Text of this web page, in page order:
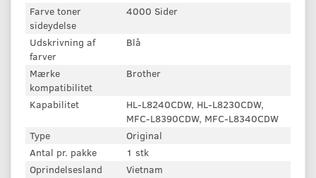
Farve toner
sideydelse
4000 Sider
Udskrivning af
farver
Blå
Mærke
kompatibilitet
Brother
Kapabilitet
HL-L8240CDW, HL-L8230CDW,
MFC-L8390CDW, MFC-L8340CDW
Type
Original
Antal pr. pakke
1 stk
Oprindelsesland
Vietnam